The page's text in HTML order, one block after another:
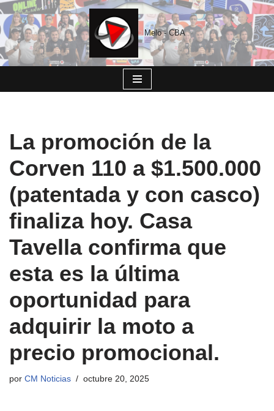
Saltar
al
contenido
Melo - CBA
La promoción de la
Corven 110 a $1.500.000
(patentada y con casco)
finaliza hoy. Casa
Tavella confirma que
esta es la última
oportunidad para
adquirir la moto a
precio promocional.
por CM Noticias octubre 20, 2025